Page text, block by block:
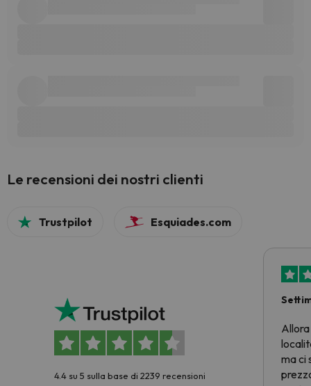
Le recensioni dei nostri clienti
Trustpilot Esquiades.com
4.4 su 5 sulla base di 2239 recensioni
Allora
ma ci